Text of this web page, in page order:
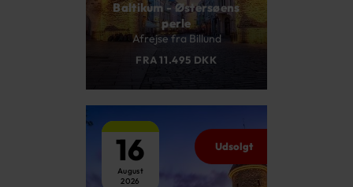
Baltikum - Østersøens
perle
Afrejse fra Billund
FRA 11.495 DKK
16
August
2026
Udsolgt